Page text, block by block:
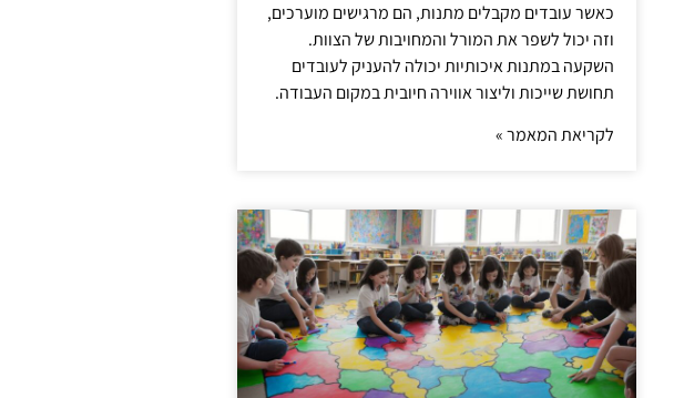
כאשר עובדים מקבלים מתנות, הם מרגישים מוערכים,
וזה יכול לשפר את המורל והמחויבות של הצוות.
השקעה במתנות איכותיות יכולה להעניק לעובדים
תחושת שייכות וליצור אווירה חיובית במקום העבודה.
לקריאת המאמר »